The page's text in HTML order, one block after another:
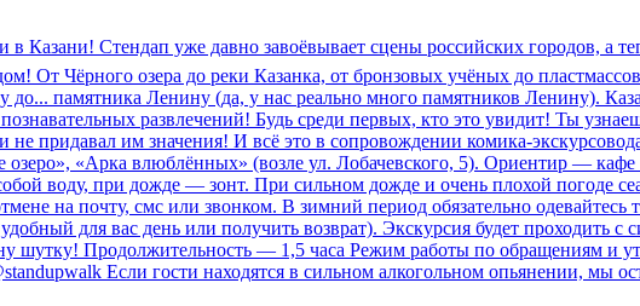
Казани! Стендап уже давно завоёвывает сцены российских городов, а
От Чёрного озера до реки Казанка, от бронзовых учёных до
памятника Ленину (да, у нас реально много памятников Ленину).
развлечений! Будь среди первых, кто это увидит! Ты
не придавал им значения! И всё это в сопровождении комика-
«Арка влюблённых» (возле ул. Лобачевского, 5). Ориентир — кафе
воду, при дожде — зонт. При сильном дожде и очень плохой погоде
на почту, смс или звонком. В зимний период обязательно
для вас день или получить возврат). Экскурсия будет проходить
шутку! Продолжительность — 1,5 часа Режим работы по обращениям и
Если гости находятся в сильном алкогольном опьянении, мы